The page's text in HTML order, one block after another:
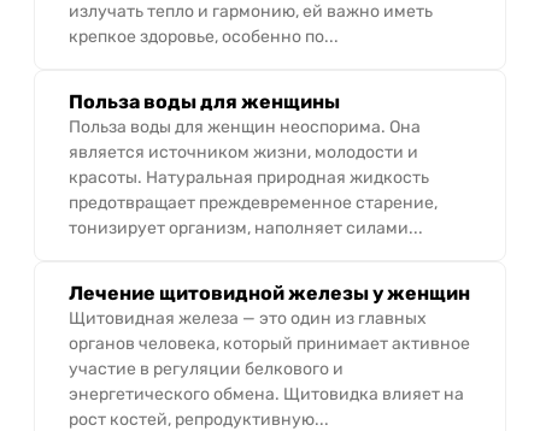
излучать тепло и гармонию, ей важно иметь
крепкое здоровье, особенно по...
Польза воды для женщины
Польза воды для женщин неоспорима. Она
является источником жизни, молодости и
красоты. Натуральная природная жидкость
предотвращает преждевременное старение,
тонизирует организм, наполняет силами...
Лечение щитовидной железы у женщин
Щитовидная железа — это один из главных
органов человека, который принимает активное
участие в регуляции белкового и
энергетического обмена. Щитовидка влияет на
рост костей, репродуктивную...